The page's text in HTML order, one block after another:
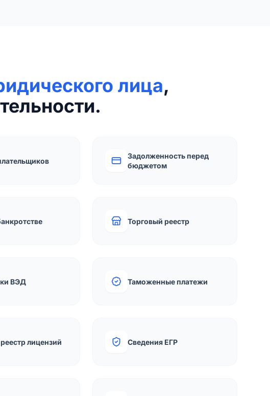
лица,
Задолженность перед
бюджетом
Торговый реестр
ВЭД Таможенные платежи
лицензий Сведения ЕГР